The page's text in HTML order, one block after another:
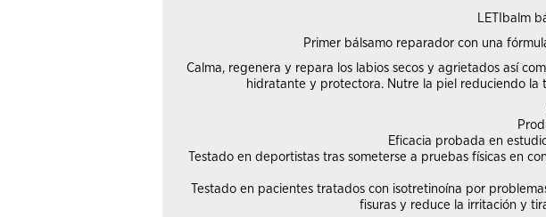
LETIbalm
Primer bálsamo reparador con una
Calma, regenera y repara los labios secos y agrietados así
hidratante y protectora. Nutre la piel reduciendo la
Eficacia probada en
Testado en deportistas tras someterse a pruebas físicas en
Testado en pacientes tratados con isotretinoína por
fisuras y reduce la irritación y